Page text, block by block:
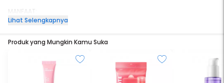
MANFAAT:
Membantu menjaga dan memperbaiki skin barrier
Membantu meremajakan wajah
Lihat Selengkapnya
Produk yang Mungkin Kamu Suka